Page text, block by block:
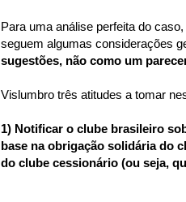
Para uma análise perfeita do
seguem algumas considerações
sugestões, não como um
Vislumbro três atitudes a tomar
1) Notificar o clube brasileiro
base na obrigação solidária do
do clube cessionário (ou seja,